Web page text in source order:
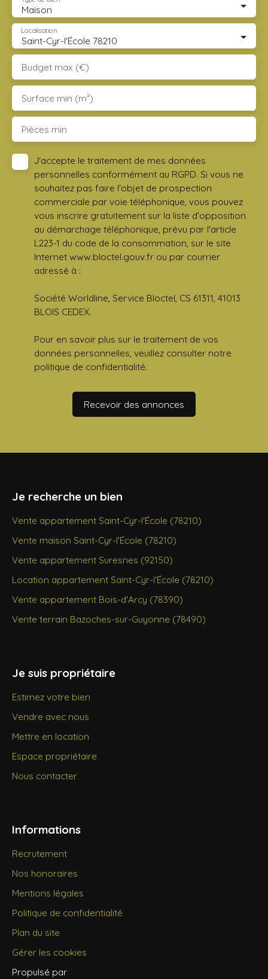
Maison
Saint-Cyr-l'École 78210
Localisation
Budget max (€)
Surface min (m²)
Pièces min
J'accepte le traitement de mes données
personnelles conformément au RGPD. Si vous ne
souhaitez pas faire l'objet de prospection
commerciale par voie téléphonique, vous pouvez
vous inscrire gratuitement sur la liste d'opposition
au démarchage téléphonique, prévu par l'article
L223-1 du code de la consommation, sur le site
Internet www.bloctel.gouv.fr ou par courrier
adressé à :
Société Worldline, Service Bloctel, CS 61311, 41013
BLOIS CEDEX.
Pour en savoir plus sur le traitement de vos
données personnelles, veuillez consulter notre
politique de confidentialité.
Recevoir des annonces
Je recherche un bien
Vente appartement Saint-Cyr-l'École (78210)
Vente maison Saint-Cyr-l'École (78210)
Vente appartement Suresnes (92150)
Location appartement Saint-Cyr-l'École (78210)
Vente appartement Bois-d'Arcy (78390)
Vente terrain Bazoches-sur-Guyonne (78490)
Je suis propriétaire
Estimez votre bien
Vendre avec nous
Mettre en location
Espace propriétaire
Nous contacter
Informations
Recrutement
Nos honoraires
Mentions légales
Politique de confidentialité
Plan du site
Gérer les cookies
Propulsé par